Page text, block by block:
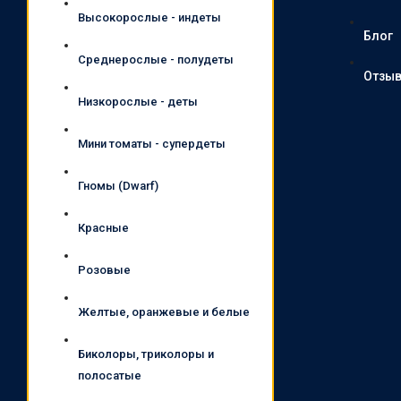
Высокорослые - индеты
Среднерослые - полудеты
Низкорослые - деты
Мини томаты - супердеты
Гномы (Dwarf)
Красные
Розовые
Желтые, оранжевые и белые
Биколоры, триколоры и
полосатые
Блог